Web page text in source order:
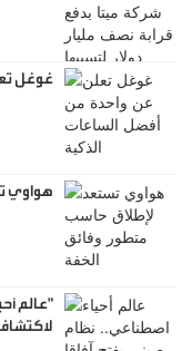
غوغل
هواوي
"عالم